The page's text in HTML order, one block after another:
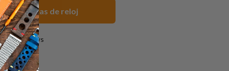
Correas de reloj
3 reviews